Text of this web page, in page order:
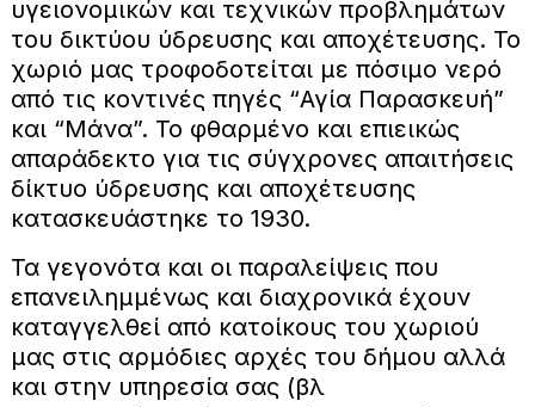
υγειονομικών και τεχνικών προβλημάτων
του δικτύου ύδρευσης και αποχέτευσης. Το
χωριό μας τροφοδοτείται με πόσιμο νερό
από τις κοντινές πηγές “Αγία Παρασκευή”
και “Μάνα”. Το φθαρμένο και επιεικώς
απαράδεκτο για τις σύγχρονες απαιτήσεις
δίκτυο ύδρευσης και αποχέτευσης
κατασκευάστηκε το 1930.
Τα γεγονότα και οι παραλείψεις που
επανειλημμένως και διαχρονικά έχουν
καταγγελθεί από κατοίκους του χωριού
μας στις αρμόδιες αρχές του δήμου αλλά
και στην υπηρεσία σας (βλ